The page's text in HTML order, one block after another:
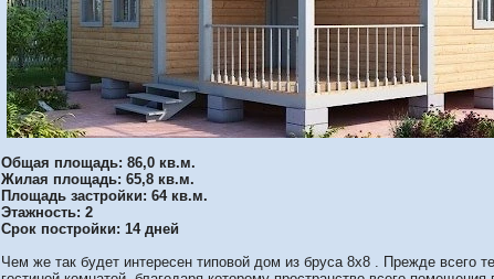
Общая площадь: 86,0 кв.м.
Жилая площадь: 65,8 кв.м.
Площадь застройки: 64 кв.м.
Этажность: 2
Срок постройки: 14 дней
Чем же так будет интересен типовой дом из бруса 8х8 . Прежде всего